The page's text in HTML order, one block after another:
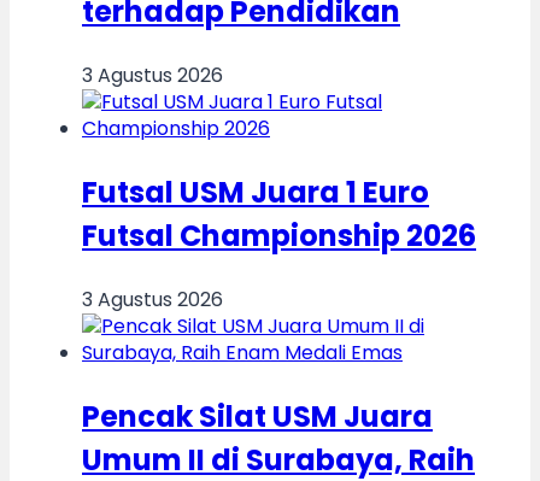
terhadap Pendidikan
3 Agustus 2026
Futsal USM Juara 1 Euro
Futsal Championship 2026
3 Agustus 2026
Pencak Silat USM Juara
Umum II di Surabaya, Raih